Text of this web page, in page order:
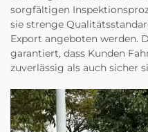
sorgfältigen
sie strenge
Export angeboten werden.
garantiert, dass Kunden
zuverlässig als auch sicher